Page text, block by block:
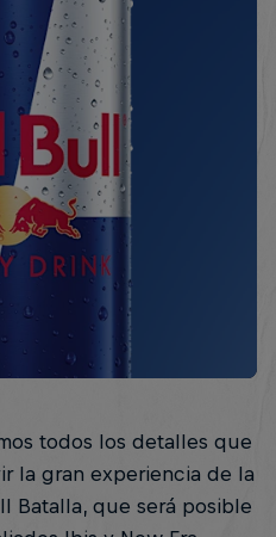
todos los detalles que
la gran experiencia de la
Batalla, que será posible